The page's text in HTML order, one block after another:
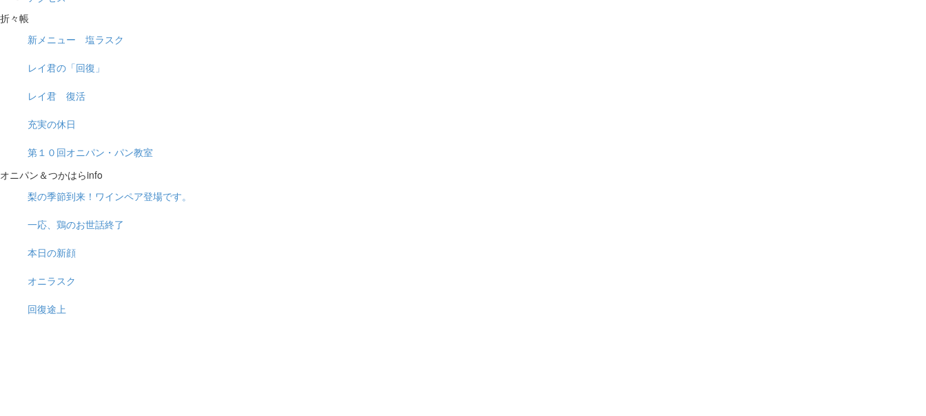
折々帳
新メニュー 塩ラスク
レイ君の「回復」
レイ君 復活
充実の休日
第１０回オニパン・パン教室
オニパン＆つかはらinfo
梨の季節到来！ワインペア登場です。
一応、鶏のお世話終了
本日の新顔
オニラスク
回復途上